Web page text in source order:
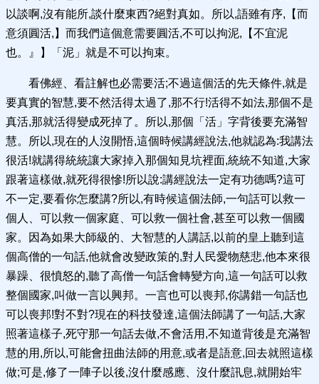
以談啊,沒有能所,談什麼東西?絕對真如。所以,語雖有序,【而
意須圓活,】而我們這個意需要圓活,不可以拘泥,【不宜泥
也。』】「泥」就是不可以拘束。
看佛經、看註解也必需要活;不過這個活的先天條件,就是
要真實的智慧,要不然活得太過了,那不行!活得不如法,那個不是
真活,那就活得變成死掉了。所以,那個「活」字背後要充滿智
慧。所以,現在的人沒開悟,這個時候講經說法,他就認為:我講法
很活!就講得統統讓大家掉入那個知見坑裡面,統統不知道,大家
跟著這樣做,就死得很慘!所以說:講經說法一定有功德嗎?這可
不一定,要看你怎麼講?所以,有時候這個法師,一句話可以救一
個人、可以救一個家庭、可以救一個社會,甚至可以救一個國
家。因為如果大師級的、大智慧的人講話,以前的皇上聽到這
個高僧的一句話,他就會改變政策的,對人民愛物慈悲,他本來很
暴躁、很憤怒的,聽了高僧一句話會轉變方向,這一句話可以救
整個國家,叫做一言以興邦。一言也可以喪邦,你講錯一句話也
可以喪邦!對不對?現在的科技發達,這個法師講了一句話,大家
照著這樣子,死守那一句話去做,不會活用,不知道背後是充滿智
慧的用,所以,可能會扭曲法師的用意,或者是語意,回去就照這樣
做;可是,修了一陣子以後,沒什麼感應、沒什麼訊息,就開始牢